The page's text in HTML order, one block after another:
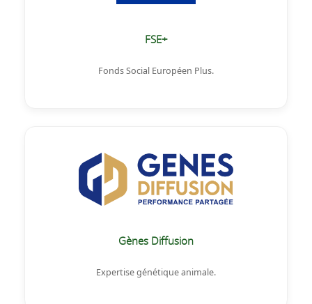
FSE+
Fonds Social Européen Plus.
Gènes Diffusion
Expertise génétique animale.